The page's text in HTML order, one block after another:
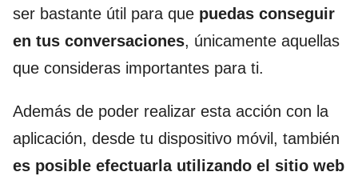
ser bastante útil para que puedas conseguir
en tus conversaciones, únicamente aquellas
que consideras importantes para ti.
Además de poder realizar esta acción con la
aplicación, desde tu dispositivo móvil, también
es posible efectuarla utilizando el sitio web